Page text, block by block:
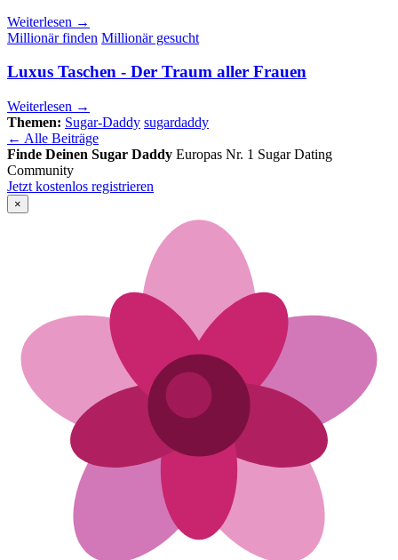
Weiterlesen →
Millionär finden Millionär gesucht
Luxus Taschen - Der Traum aller Frauen
Weiterlesen →
Themen: Sugar-Daddy sugardaddy
← Alle Beiträge
Finde Deinen Sugar Daddy Europas Nr. 1 Sugar Dating
Community
Jetzt kostenlos registrieren
×